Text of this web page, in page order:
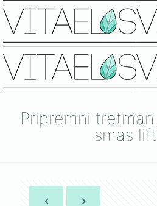
Pripremni
smas